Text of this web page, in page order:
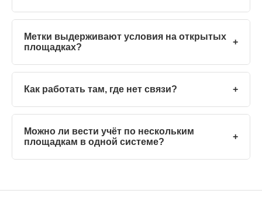
Метки выдерживают условия на открытых
площадках?
+
Как работать там, где нет связи? +
Можно ли вести учёт по нескольким
площадкам в одной системе?
+